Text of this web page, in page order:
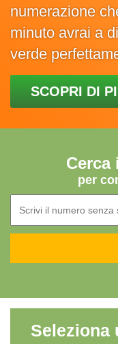
numerazione
minuto avrai a
verde
SCOPRI DI
Cerca
per
Seleziona